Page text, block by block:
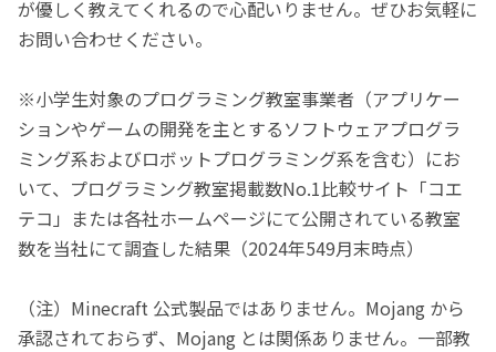
が優しく教えてくれるので心配いりません。ぜひお気軽に
お問い合わせください。
※小学生対象のプログラミング教室事業者（アプリケー
ションやゲームの開発を主とするソフトウェアプログラ
ミング系およびロボットプログラミング系を含む）にお
いて、プログラミング教室掲載数No.1比較サイト「コエ
テコ」または各社ホームページにて公開されている教室
数を当社にて調査した結果（2024年549月末時点）
（注）Minecraft 公式製品ではありません。Mojang から
承認されておらず、Mojang とは関係ありません。一部教